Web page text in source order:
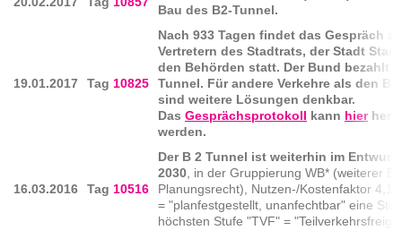
Bau des B2-Tunnel.
19.01.2017 Tag 10825
Nach 933 Tagen findet das Gespräch
Vertretern des Stadtrats, der Stadt
den Behörden statt. Der Bund bezahlt
Tunnel. Für andere Verkehre als den
sind weitere Lösungen denkbar.
Das Gesprächsprotokoll kann hier
werden.
16.03.2016 Tag 10516
Der B 2 Tunnel ist weiterhin im Entwurf
2030 , in der Gruppierung WB* (weiterer
Planungsrecht), Nutzen-/Kostenfaktor 4,1
= "planfestgestellt, unanfechtbar" eine
höchsten Stufe "TVF" =